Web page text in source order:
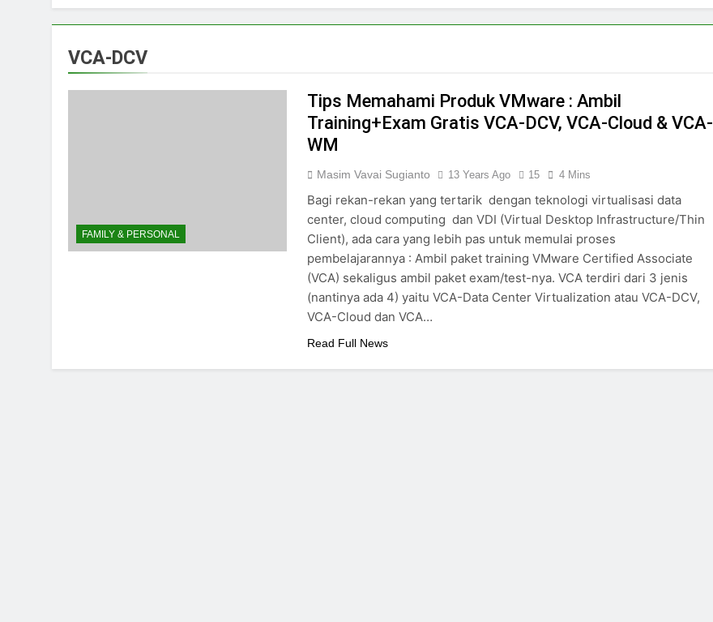
VCA-DCV
FAMILY & PERSONAL
Tips Memahami Produk VMware : Ambil
Training+Exam Gratis VCA-DCV, VCA-Cloud & VCA-
WM
Masim Vavai Sugianto 13 Years Ago 15 4 Mins
Bagi rekan-rekan yang tertarik dengan teknologi virtualisasi data
center, cloud computing dan VDI (Virtual Desktop Infrastructure/Thin
Client), ada cara yang lebih pas untuk memulai proses
pembelajarannya : Ambil paket training VMware Certified Associate
(VCA) sekaligus ambil paket exam/test-nya. VCA terdiri dari 3 jenis
(nantinya ada 4) yaitu VCA-Data Center Virtualization atau VCA-DCV,
VCA-Cloud dan VCA…
Read Full News